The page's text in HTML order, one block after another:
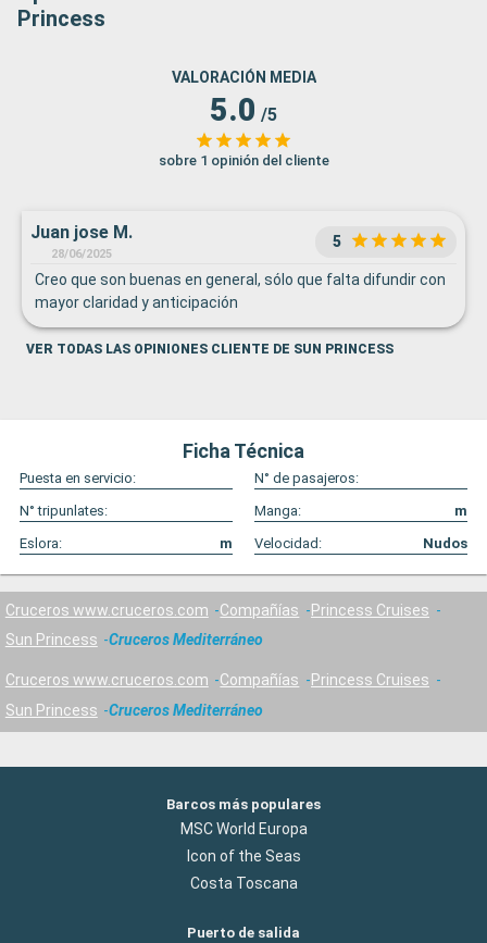
Princess
VALORACIÓN MEDIA
5.0 /5
sobre 1 opinión del cliente
Juan jose M.
28/06/2025
5
Creo que son buenas en general, sólo que falta difundir con
mayor claridad y anticipación
VER TODAS LAS OPINIONES CLIENTE DE SUN PRINCESS
Ficha Técnica
Puesta en servicio:
N° de pasajeros:
N° tripunlates:
Manga:
m
Eslora:
m Velocidad: Nudos
Cruceros www.cruceros.com Compañías
Princess Cruises
Sun Princess
Cruceros Mediterráneo
Cruceros www.cruceros.com Compañías
Princess Cruises
Sun Princess
Cruceros Mediterráneo
Barcos más populares
MSC World Europa
Icon of the Seas
Costa Toscana
Puerto de salida